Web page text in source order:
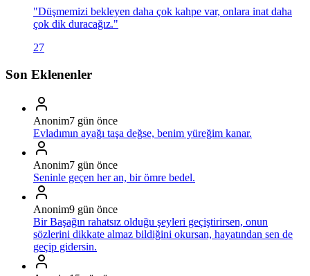
"Düşmemizi bekleyen daha çok kahpe var, onlara inat daha
çok dik duracağız."
27
Son Eklenenler
Anonim7 gün önce
Evladımın ayağı taşa değse, benim yüreğim kanar.
Anonim7 gün önce
Seninle geçen her an, bir ömre bedel.
Anonim9 gün önce
Bir Başağın rahatsız olduğu şeyleri geçiştirirsen, onun
sözlerini dikkate almaz bildiğini okursan, hayatından sen de
geçip gidersin.